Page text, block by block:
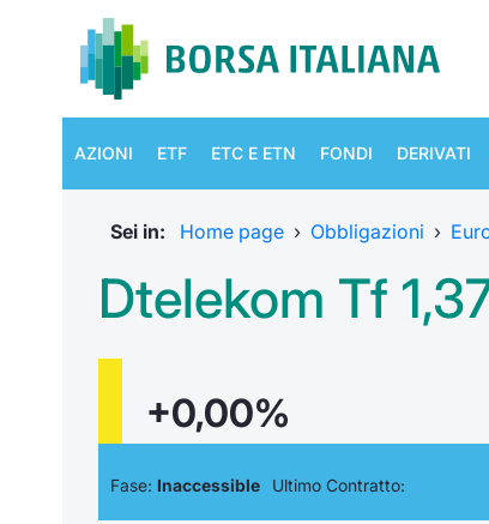
AZIONI ETF ETC E ETN FONDI DERIVATI
Sei in: Home page › Obbligazioni ›
Dtelekom Tf
+0,00%
Fase: Inaccessible Ultimo Contratto: